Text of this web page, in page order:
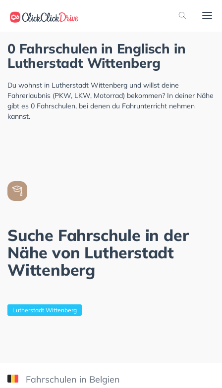
0 Fahrschulen in Englisch in
Lutherstadt Wittenberg
Du wohnst in Lutherstadt Wittenberg und willst deine
Fahrerlaubnis (PKW, LKW, Motorrad) bekommen? In deiner Nähe
gibt es 0 Fahrschulen, bei denen du Fahrunterricht nehmen
kannst.
Suche Fahrschule in der
Nähe von Lutherstadt
Wittenberg
Lutherstadt Wittenberg
Fahrschulen in Belgien